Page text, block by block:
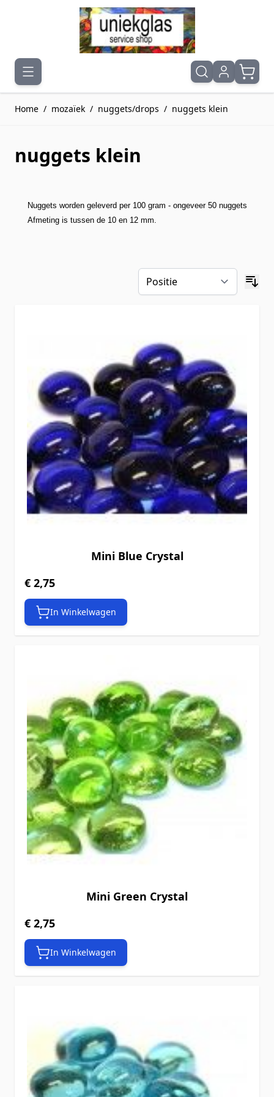
Ga naar de inhoud
Home / mozaïek / nuggets/drops / nuggets klein
nuggets klein
Nuggets worden geleverd per 100 gram - ongeveer 50 nuggets
Afmeting is tussen de 10 en 12 mm.
Mini Blue Crystal
€ 2,75
In Winkelwagen
Mini Green Crystal
€ 2,75
In Winkelwagen